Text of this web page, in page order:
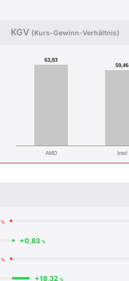
KGV (Kurs-Gewinn-Verhältnis)
63,93
59,46
AMD Intel
%
+0,83 %
%
+18,32%